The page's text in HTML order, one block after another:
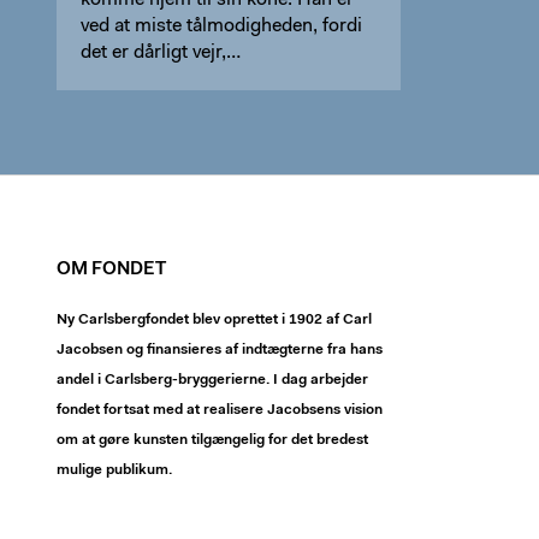
ved at miste tålmodigheden, fordi
det er dårligt vejr,…
OM FONDET
Ny Carlsbergfondet blev oprettet i 1902 af Carl
Jacobsen og finansieres af indtægterne fra hans
andel i Carlsberg-bryggerierne. I dag arbejder
fondet fortsat med at realisere Jacobsens vision
om at gøre kunsten tilgængelig for det bredest
mulige publikum.